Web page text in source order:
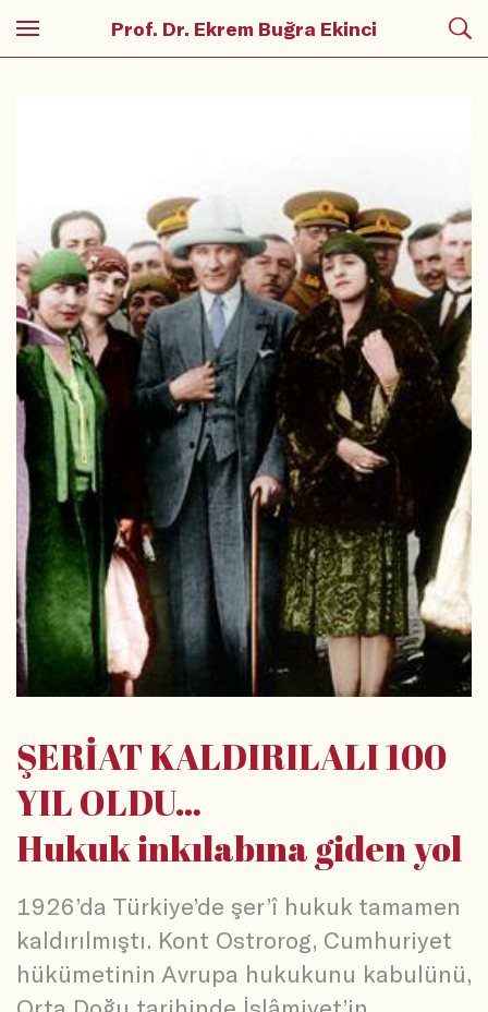
Prof. Dr. Ekrem Buğra Ekinci
ŞERİAT KALDIRILALI 100
YIL OLDU…
Hukuk inkılabına giden yol
1926’da Türkiye’de şer’î hukuk tamamen
kaldırılmıştı. Kont Ostrorog, Cumhuriyet
hükümetinin Avrupa hukukunu kabulünü,